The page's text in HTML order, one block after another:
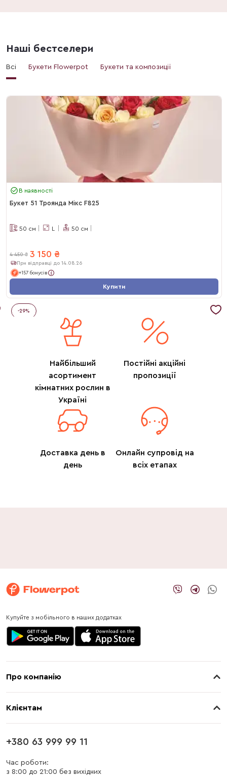
Наші бестселери
Всі Букети Flowerpot Букети та композиції
В наявності
Букет 51 Троянда Мікс F825
50 см L 50 см
4 450 ₴ 3 150 ₴
При відправці до 14.08.26
+157 бонусів
Купити
-29%
Найбільший
асортимент
кімнатних рослин в
Україні
Постійні акційні
пропозиції
Доставка день в
день
Онлайн супровід на
всіх етапах
Купуйте з мобільного в наших додатках
Про компанію
Клієнтам
Оплата
Блог
+380 63 999 99 11
Час роботи:
з 8:00 до 21:00 без вихідних